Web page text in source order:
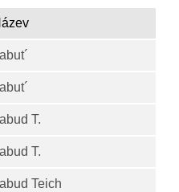
T.
T.
Teich